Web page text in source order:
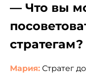
— Что вы
стратегам?
Мария: Стратег